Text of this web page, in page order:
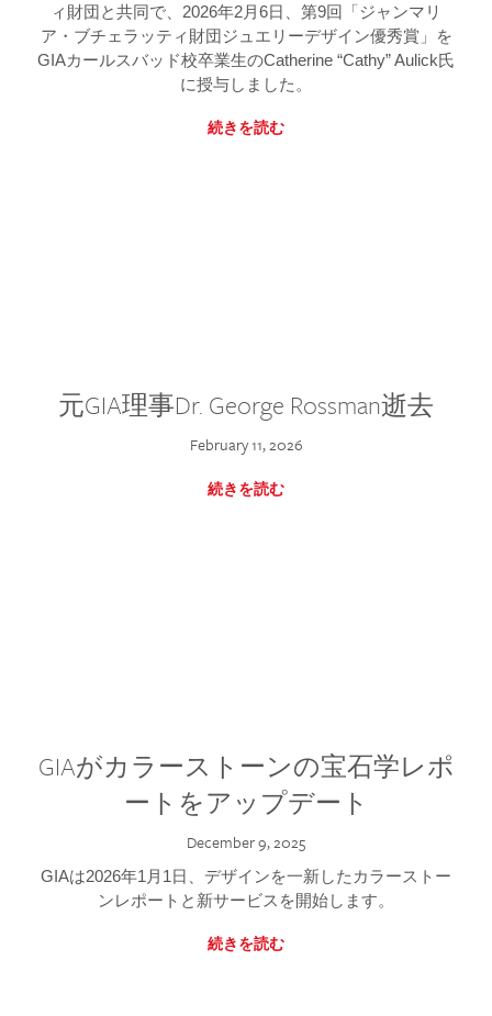
ィ財団と共同で、2026年2月6日、第9回「ジャンマリ
ア・ブチェラッティ財団ジュエリーデザイン優秀賞」を
GIAカールスバッド校卒業生のCatherine “Cathy” Aulick氏
に授与しました。
続きを読む
元GIA理事Dr. George Rossman逝去
February 11, 2026
続きを読む
GIAがカラーストーンの宝石学レポ
ートをアップデート
December 9, 2025
GIAは2026年1月1日、デザインを一新したカラーストー
ンレポートと新サービスを開始します。
続きを読む